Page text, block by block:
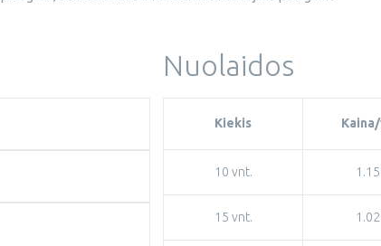
Nuolaidos
Kiekis
10 vnt.
15 vnt.